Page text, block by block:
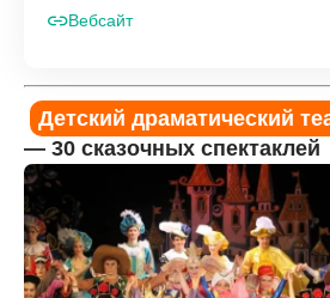
Вебсайт
Детский драматический
— 30 сказочных спектаклей